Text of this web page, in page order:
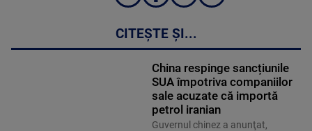
CITEȘTE ȘI...
China respinge sancțiunile
SUA împotriva companiilor
sale acuzate că importă
petrol iranian
Guvernul chinez a anunţat,